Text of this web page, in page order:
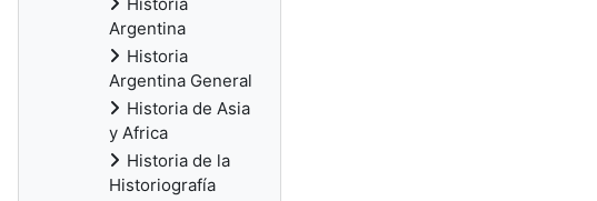
Argentina
Historia
Argentina General
Historia de Asia
y Africa
Historia de la
Historiografía